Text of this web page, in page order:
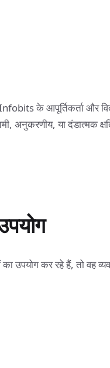
के आपूर्तिकर्ता और
अनुकरणीय, या दंडात्मक
उपयोग कर रहे हैं, तो वह